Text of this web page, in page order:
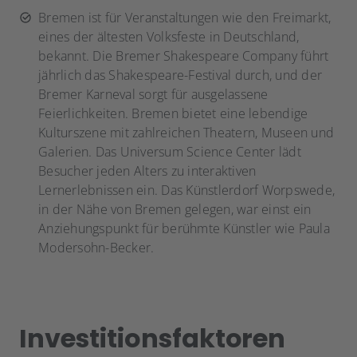
Bremen ist für Veranstaltungen wie den Freimarkt,
eines der ältesten Volksfeste in Deutschland,
bekannt. Die Bremer Shakespeare Company führt
jährlich das Shakespeare-Festival durch, und der
Bremer Karneval sorgt für ausgelassene
Feierlichkeiten. Bremen bietet eine lebendige
Kulturszene mit zahlreichen Theatern, Museen und
Galerien. Das Universum Science Center lädt
Besucher jeden Alters zu interaktiven
Lernerlebnissen ein. Das Künstlerdorf Worpswede,
in der Nähe von Bremen gelegen, war einst ein
Anziehungspunkt für berühmte Künstler wie Paula
Modersohn-Becker.
Investitionsfaktoren